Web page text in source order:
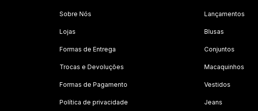
Sobre Nós
Lojas
Formas de Entrega
Trocas e Devoluções
Formas de Pagamento
Política de privacidade
Lançamentos
Blusas
Conjuntos
Macaquinhos
Vestidos
Jeans